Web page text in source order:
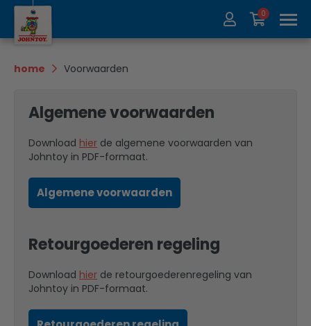
Over ons
0
home Voorwaarden
Algemene voorwaarden
Download hier de algemene voorwaarden van
Johntoy in PDF-formaat.
Algemene voorwaarden
Retourgoederen regeling
Download hier de retourgoederenregeling van
Johntoy in PDF-formaat.